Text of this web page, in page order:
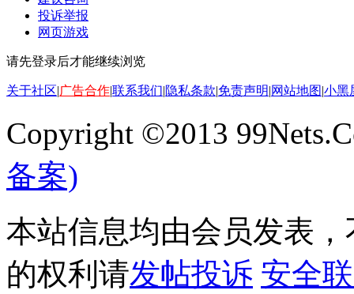
投诉举报
网页游戏
请先登录后才能继续浏览
关于社区|广告合作|联系我们|隐私条款|免责声明|网站地图|小黑
Copyright ©2013
备案)
本站信息均由会员发表
的权利请发帖投诉 安全